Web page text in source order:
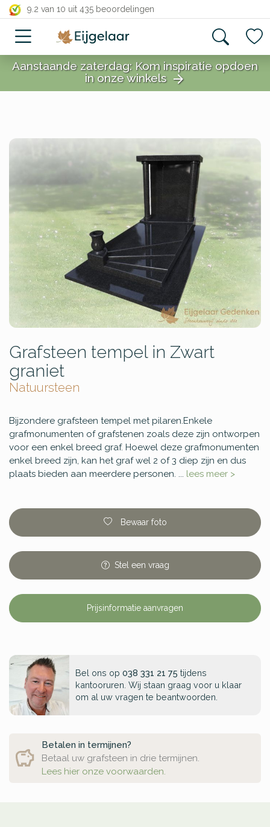
9.2 van 10 uit 435 beoordelingen
close
close
Aanstaande zaterdag: Kom inspiratie opdoen
in onze winkels arrow_forward
Grafsteen tempel in Zwart
graniet
Natuursteen
Bijzondere grafsteen tempel met pilaren.Enkele
grafmonumenten of grafstenen zoals deze zijn ontworpen
voor een enkel breed graf. Hoewel deze grafmonumenten
enkel breed zijn, kan het graf wel 2 of 3 diep zijn en dus
plaats bieden aan meerdere personen. ... lees meer >
Bewaar foto
Stel een vraag
Prijsinformatie aanvragen
Bel ons op 038 331 21 75 tijdens
kantooruren. Wij staan graag voor u klaar
om al uw vragen te beantwoorden.
Betalen in termijnen?
Betaal uw grafsteen in drie termijnen.
Lees hier onze voorwaarden.